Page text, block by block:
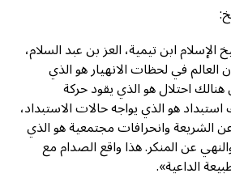
الإسلام ابن تيمية، العز بن عبد السلام،
العالم في لحظات الانهيار هو الذي
احتلال هو الذي يقود حركة
استبداد هو الذي يواجه حالات الاستبداد،
الشريعة وانحرافات مجتمعية هو الذي
عن المنكر. هذا واقع الصدام مع
الداعية».